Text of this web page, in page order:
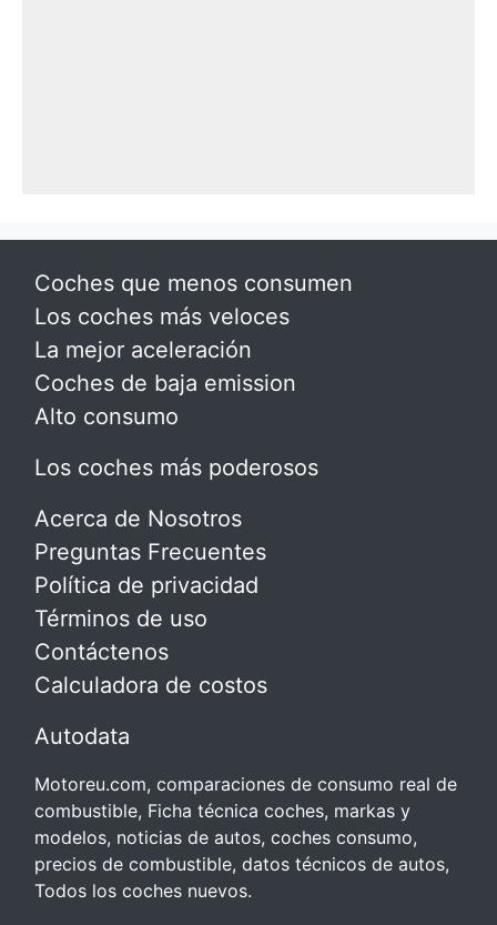
Coches que menos consumen
Los coches más veloces
La mejor aceleración
Coches de baja emission
Alto consumo
Los coches más poderosos
Acerca de Nosotros
Preguntas Frecuentes
Política de privacidad
Términos de uso
Contáctenos
Calculadora de costos
Autodata
Motoreu.com, comparaciones de consumo real de
combustible, Ficha técnica coches, markas y
modelos, noticias de autos, coches consumo,
precios de combustible, datos técnicos de autos,
Todos los coches nuevos.